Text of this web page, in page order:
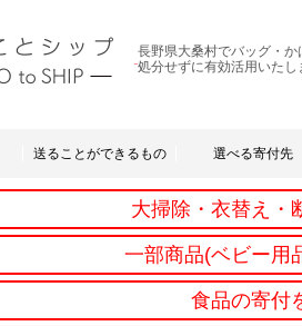
長野県大桑村でバッグ・か
処分せずに有効活用いたし
送ることができるもの 選べる寄付先
大掃除・衣替え・
一部商品(ベビー用
食品の寄付